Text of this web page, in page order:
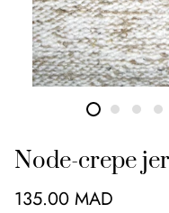
Node-crepe
135.00 MAD